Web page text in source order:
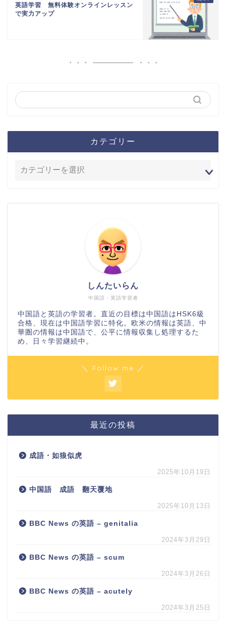
英語学習 無料体験オンラインレッスン
で実力アップ
カテゴリー
中国語・英語学習者
しんたいらん
中国語と英語の学習者。直近の目標は中国語はHSK6級
合格、現在は中国語学習に特化。欧米の情報は英語、中
華圏の情報は中国語で、公平に情報収集し処理するた
め、日々学習継続中。
＼ Follow me ／
最近の投稿
成語・如狼似虎
2025年10月19日
中国語 成語 翻天覆地
2025年10月13日
BBC News の英語 – genitalia
2024年3月29日
BBC News の英語 – scum
2024年3月26日
BBC News の英語 – acutely
2024年3月25日